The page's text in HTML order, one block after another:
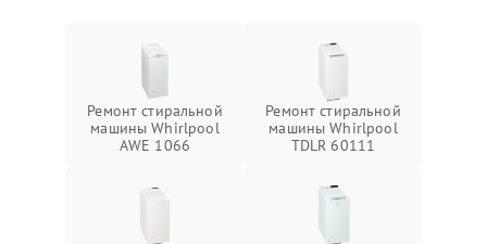
Ремонт стиральной
машины Whirlpool
AWE 1066
Ремонт стиральной
машины Whirlpool
TDLR 60111